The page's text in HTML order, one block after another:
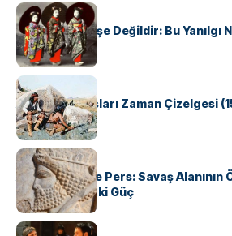
KÜLTÜR
Geyşalar Fahişe Değildir: Bu Yanılgı
KÜLTÜR
Apache Savaşları Zaman Çizelgesi
KÜLTÜR
Antik Yunan ve Pers: Savaş
Şekillendiren İki Güç
KÜLTÜR